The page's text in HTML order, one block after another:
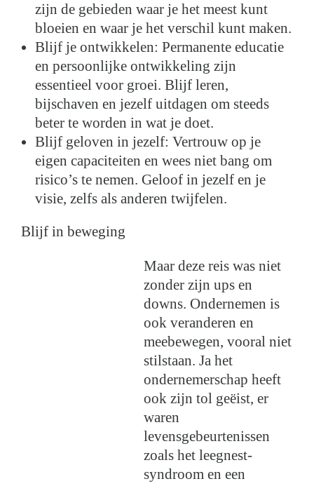
zijn de gebieden waar je het meest kunt
bloeien en waar je het verschil kunt maken.
Blijf je ontwikkelen: Permanente educatie
en persoonlijke ontwikkeling zijn
essentieel voor groei. Blijf leren,
bijschaven en jezelf uitdagen om steeds
beter te worden in wat je doet.
Blijf geloven in jezelf: Vertrouw op je
eigen capaciteiten en wees niet bang om
risico’s te nemen. Geloof in jezelf en je
visie, zelfs als anderen twijfelen.
Blijf in beweging
Maar deze reis was niet
zonder zijn ups en
downs. Ondernemen is
ook veranderen en
meebewegen, vooral niet
stilstaan. Ja het
ondernemerschap heeft
ook zijn tol geëist, er
waren
levensgebeurtenissen
zoals het leegnest-
syndroom en een